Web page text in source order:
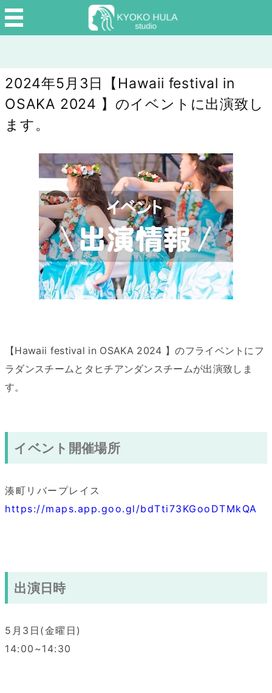
2024年5月3日【Hawaii festival in
OSAKA 2024 】のイベントに出演致し
ます。
【Hawaii festival in OSAKA 2024 】のフライベントにフ
ラダンスチームとタヒチアンダンスチームが出演致しま
す。
イベント開催場所
湊町リバープレイス
https://maps.app.goo.gl/bdTti73KGooDTMkQA
出演日時
5月3日(金曜日)
14:00~14:30